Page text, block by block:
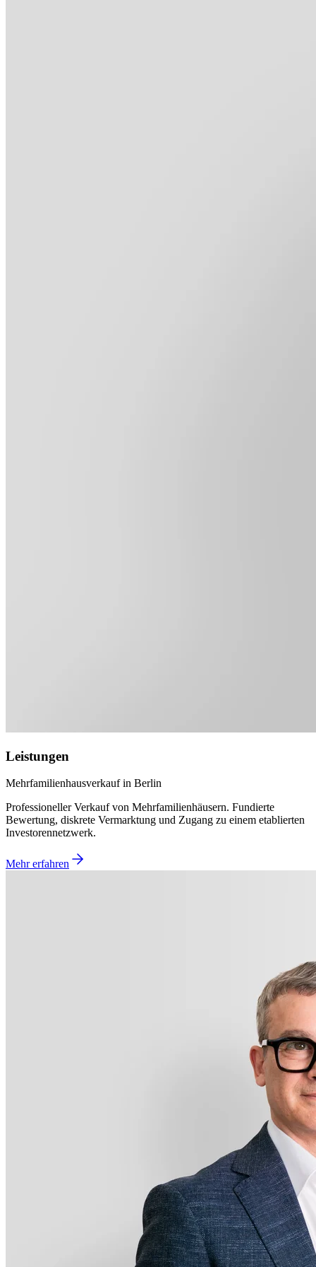
Leistungen
Mehrfamilienhausverkauf in Berlin
Professioneller Verkauf von Mehrfamilienhäusern. Fundierte
Bewertung, diskrete Vermarktung und Zugang zu einem etablierten
Investorennetzwerk.
Mehr erfahren